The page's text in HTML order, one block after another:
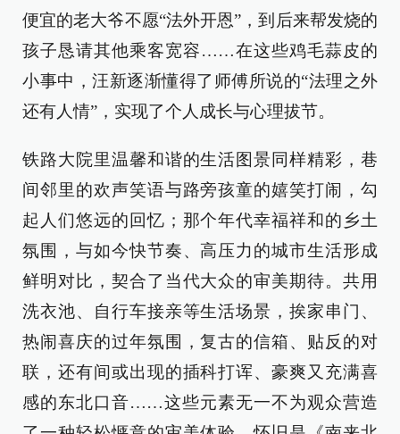
便宜的老大爷不愿“法外开恩”，到后来帮发烧的
孩子恳请其他乘客宽容……在这些鸡毛蒜皮的
小事中，汪新逐渐懂得了师傅所说的“法理之外
还有人情”，实现了个人成长与心理拔节。
铁路大院里温馨和谐的生活图景同样精彩，巷
间邻里的欢声笑语与路旁孩童的嬉笑打闹，勾
起人们悠远的回忆；那个年代幸福祥和的乡土
氛围，与如今快节奏、高压力的城市生活形成
鲜明对比，契合了当代大众的审美期待。共用
洗衣池、自行车接亲等生活场景，挨家串门、
热闹喜庆的过年氛围，复古的信箱、贴反的对
联，还有间或出现的插科打诨、豪爽又充满喜
感的东北口音……这些元素无一不为观众营造